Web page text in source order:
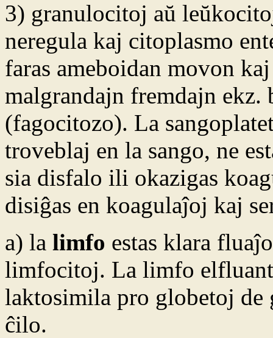
3) granulocitoj aŭ
neregula kaj citoplasmo
faras ameboidan movon
malgrandajn fremdajn
(fagocitozo). La
troveblaj en la sango, ne
sia disfalo ili okazigas
disiĝas en koagulaĵoj kaj
a) la limfo estas klara
limfocitoj. La limfo
laktosimila pro globetoj de
ĉilo.